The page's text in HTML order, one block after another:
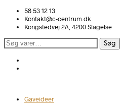
58 53 12 13
Kontakt@c-centrum.dk
Kongstedvej 2A, 4200 Slagelse
Søg
Søg
Gaveideer